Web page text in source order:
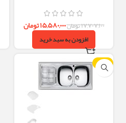
۱۷,۷۰۷,۱۰۰تومان۱۵,۵۸۰,۰۰۰تومان
افزودن به سبد خرید
-12%